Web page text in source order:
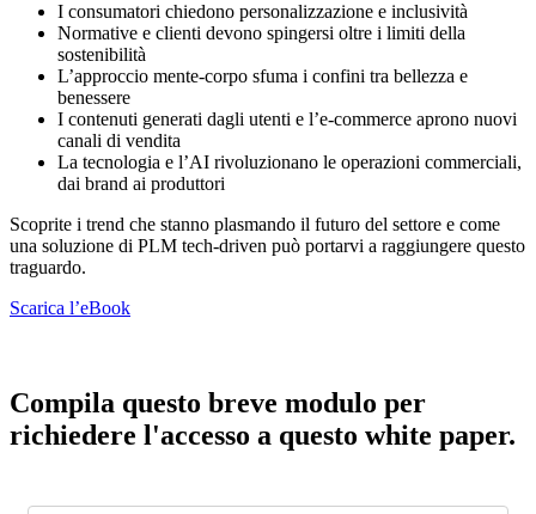
I consumatori chiedono personalizzazione e inclusività
Normative e clienti devono spingersi oltre i limiti della
sostenibilità
L’approccio mente-corpo sfuma i confini tra bellezza e
benessere
I contenuti generati dagli utenti e l’e-commerce aprono nuovi
canali di vendita
La tecnologia e l’AI rivoluzionano le operazioni commerciali,
dai brand ai produttori
Scoprite i trend che stanno plasmando il futuro del settore e come
una soluzione di PLM tech-driven può portarvi a raggiungere questo
traguardo.
Scarica l’eBook
Compila questo breve modulo per
richiedere l'accesso a questo white paper.